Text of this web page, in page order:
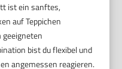
ist ein sanftes,
auf Teppichen
bist du flexibel und
angemessen reagieren.